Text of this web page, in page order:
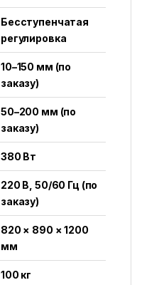
Бесступенчатая
регулировка
10–150 мм (по
заказу)
50–200 мм (по
заказу)
380 Вт
220 В, 50/60 Гц (по
заказу)
820 × 890 × 1200
мм
100 кг